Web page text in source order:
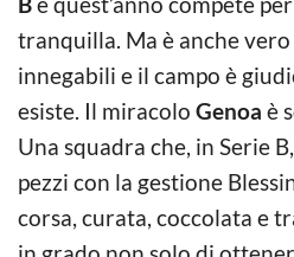
tranquilla. Ma è anche
innegabili e il campo è
esiste. Il miracolo Genoa è
Una squadra che, in Serie
pezzi con la gestione
corsa, curata, coccolata e